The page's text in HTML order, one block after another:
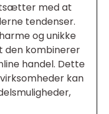
med at
tendenser.
og unikke
den kombinerer
handel. Dette
kan